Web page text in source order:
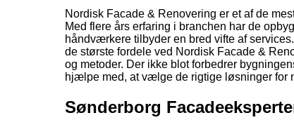
Nordisk Facade & Renovering er et af de
Med flere års erfaring i branchen har de
håndværkere tilbyder en bred vifte af
de største fordele ved Nordisk Facade &
og metoder. Der ikke blot forbedrer
hjælpe med, at vælge de rigtige løsninger for
Sønderborg